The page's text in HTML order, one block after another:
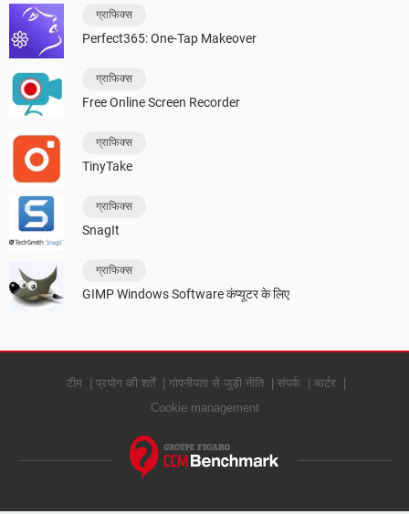
ग्राफिक्स
Perfect365: One-Tap Makeover
ग्राफिक्स
Free Online Screen Recorder
ग्राफिक्स
TinyTake
ग्राफिक्स
SnagIt
ग्राफिक्स
GIMP Windows Software कंप्यूटर के लिए
टीम प्रयोग की शर्तें गोपनीयता से जुड़ी नीति संपर्क
चार्टर
Cookie management